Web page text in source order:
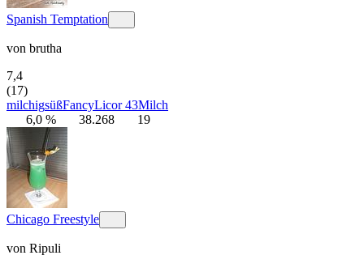
Spanish Temptation
von brutha
7,4
(17)
milchigsüßFancyLicor 43Milch
6,0 %
38.268 19
Chicago Freestyle
von Ripuli